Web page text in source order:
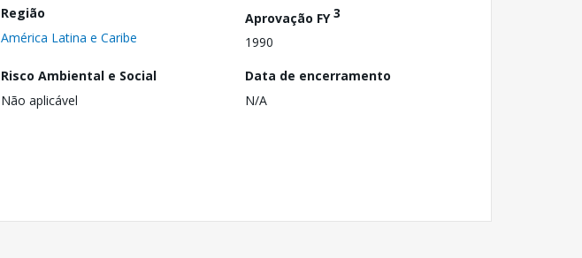
Região
América Latina e Caribe
Aprovação FY3
1990
Risco Ambiental e Social
Não aplicável
Data de encerramento
N/A